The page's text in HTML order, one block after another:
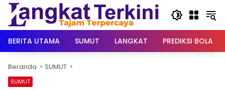
Langsung
konten
BERITA UTAMA
SUMUT LANGKAT PREDIKSI BOLA
Beranda SUMUT
SUMUT